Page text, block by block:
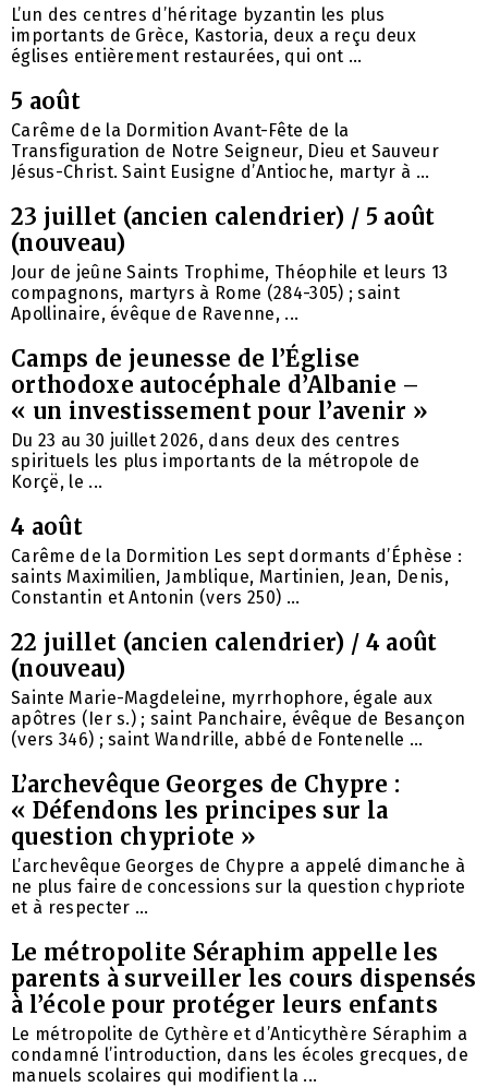
L’un des centres d’héritage byzantin les plus
importants de Grèce, Kastoria, deux a reçu deux
églises entièrement restaurées, qui ont ...
5 août
Carême de la Dormition Avant-Fête de la
Transfiguration de Notre Seigneur, Dieu et Sauveur
Jésus-Christ. Saint Eusigne d’Antioche, martyr à ...
23 juillet (ancien calendrier) / 5 août
(nouveau)
Jour de jeûne Saints Trophime, Théophile et leurs 13
compagnons, martyrs à Rome (284-305) ; saint
Apollinaire, évêque de Ravenne, ...
Camps de jeunesse de l’Église
orthodoxe autocéphale d’Albanie –
« un investissement pour l’avenir »
Du 23 au 30 juillet 2026, dans deux des centres
spirituels les plus importants de la métropole de
Korçë, le ...
4 août
Carême de la Dormition Les sept dormants d’Éphèse :
saints Maximilien, Jamblique, Martinien, Jean, Denis,
Constantin et Antonin (vers 250) ...
22 juillet (ancien calendrier) / 4 août
(nouveau)
Sainte Marie-Magdeleine, myrrhophore, égale aux
apôtres (Ier s.) ; saint Panchaire, évêque de Besançon
(vers 346) ; saint Wandrille, abbé de Fontenelle ...
L’archevêque Georges de Chypre :
« Défendons les principes sur la
question chypriote »
L’archevêque Georges de Chypre a appelé dimanche à
ne plus faire de concessions sur la question chypriote
et à respecter ...
Le métropolite Séraphim appelle les
parents à surveiller les cours dispensés
à l’école pour protéger leurs enfants
Le métropolite de Cythère et d’Anticythère Séraphim a
condamné l’introduction, dans les écoles grecques, de
manuels scolaires qui modifient la ...